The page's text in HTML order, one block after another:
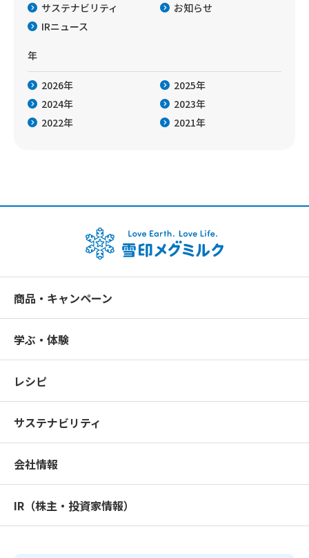
サステナビリティ
お知らせ
IRニュース
年
2026年
2025年
2024年
2023年
2022年
2021年
商品・キャンペーン
学ぶ・体験
レシピ
サステナビリティ
会社情報
IR（株主・投資家情報）